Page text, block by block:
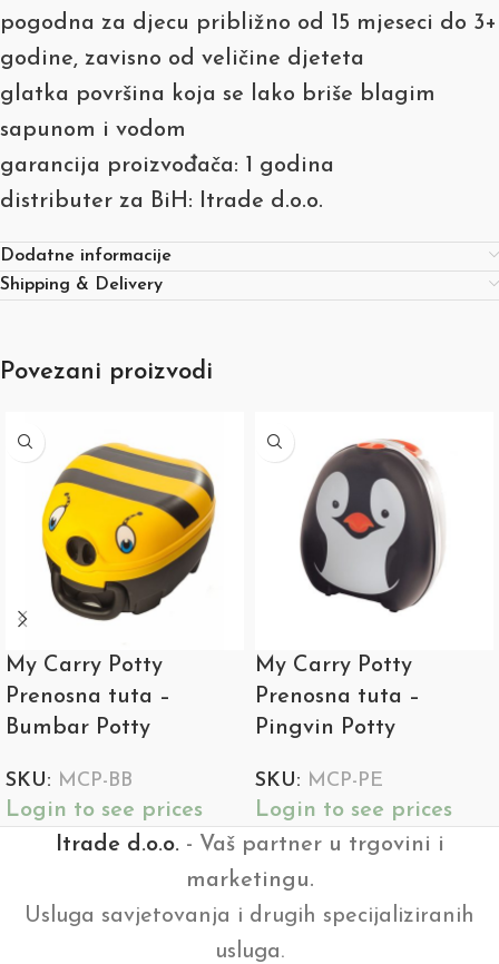
pogodna za djecu približno od 15 mjeseci do 3+
godine, zavisno od veličine djeteta
glatka površina koja se lako briše blagim
sapunom i vodom
garancija proizvođača: 1 godina
distributer za BiH: Itrade d.o.o.
Dodatne informacije
Shipping & Delivery
Povezani proizvodi
My Carry Potty
Prenosna tuta –
Bumbar Potty
SKU: MCP-BB
Login to see prices
My Carry Potty
Prenosna tuta –
Pingvin Potty
SKU: MCP-PE
Login to see prices
Itrade d.o.o.- Vaš partner u trgovini i
marketingu.
Usluga savjetovanja i drugih specijaliziranih
usluga.